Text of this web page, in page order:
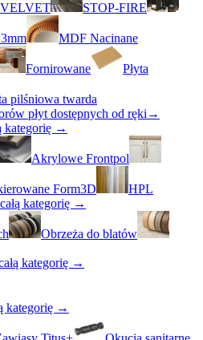
STOP-FIRE
MDF Nacinane
Fornirowane Płyta
pilśniowa twarda
płyt dostępnych od ręki →
kategorię →
Akrylowe Frontpol
Form3D
HPL
kategorię →
Obrzeża do blatów
kategorię →
kategorię →